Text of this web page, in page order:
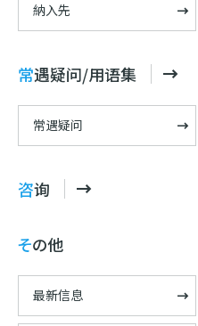
納入先
常遇疑问/用语集
常遇疑问
咨询
その他
最新信息